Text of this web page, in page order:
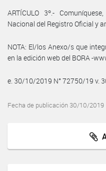
ARTÍCULO 3º.-
Nacional del Registro Oficial y
NOTA: El/los Anexo/s que
en la edición web del BORA -
e. 30/10/2019 N° 72750/19 v.
Fecha de publicación 30/10/2019